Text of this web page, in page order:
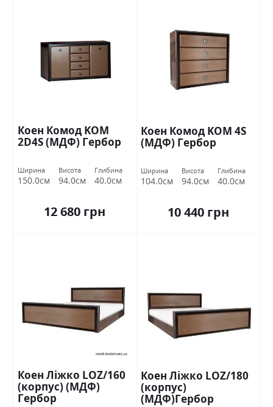
Коен Комод KOM
2D4S (МДФ) Гербор
Ширина
150.0см
Висота
94.0см
Глибина
40.0см
12 680 грн
Коен Комод KOM 4S
(МДФ) Гербор
Ширина
104.0см
Висота
94.0см
Глибина
40.0см
10 440 грн
Коен Ліжко LOZ/160
(корпус) (МДФ)
Гербор
Коен Ліжко LOZ/180
(корпус)
(МДФ)Гербор